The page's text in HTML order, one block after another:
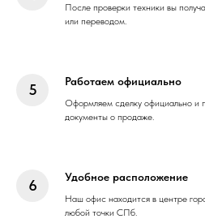
После проверки техники вы
или переводом.
Работаем официально
Оформляем сделку официально и
документы о продаже.
Удобное расположение
Наш офис находится в центре
любой точки СПб.